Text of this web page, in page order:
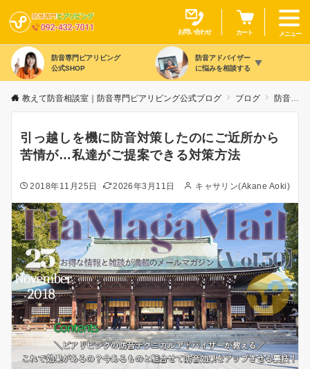
お問い合わせ カート メニュー
防音専門ピアリビング
公式SHOP
防音アドバイザー
に悩みを相談する
教えて防音相談室｜防音専門ピアリビング公式ブログ ブログ 防音の豆知識
引っ越しを機に防音対策したのにご近所から
苦情が…私達がご提案できる対策方法
2018年11月25日 2026年3月11日 キャサリン(Akane Aoki)